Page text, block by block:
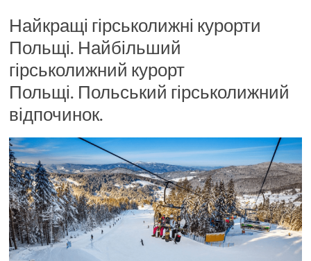
Найкращі гірськолижні курорти
Польщі. Найбільший
гірськолижний курорт
Польщі. Польський гірськолижний
відпочинок.